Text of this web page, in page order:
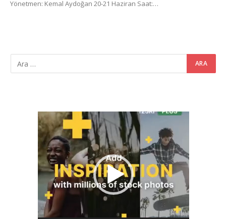
Yönetmen: Kemal Aydoğan 20-21 Haziran Saat:…
Video
oynatıcı